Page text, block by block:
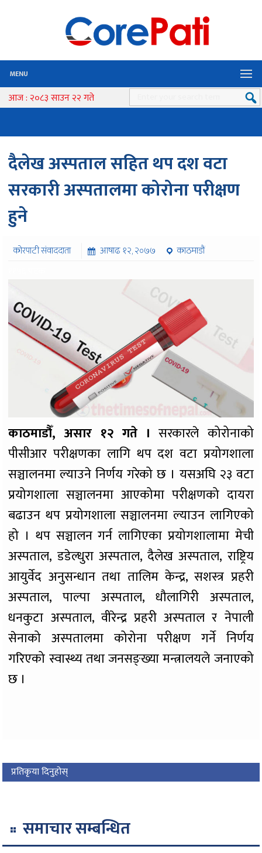
MENU
आज : २०८३ साउन २२ गते
दैलेख अस्पताल सहित थप दश वटा
सरकारी अस्पतालमा कोरोना परीक्षण
हुने
कोरपाटी संवाददाता आषाढ १२, २०७७
काठमाडौं
काठमाडौँ, असार १२ गते । सरकारले कोरोनाको
पीसीआर परीक्षणका लागि थप दश वटा प्रयोगशाला
सञ्चालनमा ल्याउने निर्णय गरेको छ । यसअघि २३ वटा
प्रयोगशाला सञ्चालनमा आएकोमा परीक्षणको दायरा
बढाउन थप प्रयोगशाला सञ्चालनमा ल्याउन लागिएको
हो । थप सञ्चालन गर्न लागिएका प्रयोगशालामा मेची
अस्पताल, डडेल्धुरा अस्पताल, दैलेख अस्पताल, राष्ट्रिय
आयुर्वेद अनुसन्धान तथा तालिम केन्द्र, सशस्त्र प्रहरी
अस्पताल, पाल्पा अस्पताल, धौलागिरी अस्पताल,
धनकुटा अस्पताल, वीरेन्द्र प्रहरी अस्पताल र नेपाली
सेनाको अस्पतालमा कोरोना परीक्षण गर्ने निर्णय
गरिएको स्वास्थ्य तथा जनसङ्ख्या मन्त्रालयले जनाएको
छ ।
प्रतिकृया दिनुहोस्
समाचार सम्बन्धित